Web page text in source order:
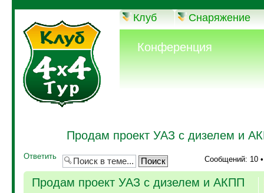
Клуб Снаряжение
Конференция
Продам проект УАЗ с дизелем и
Ответить Сообщений: 10
Продам проект УАЗ с дизелем и АКПП